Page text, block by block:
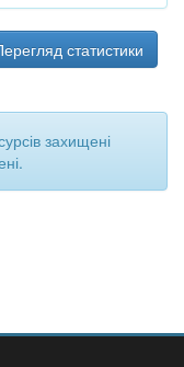
статистики
захищені